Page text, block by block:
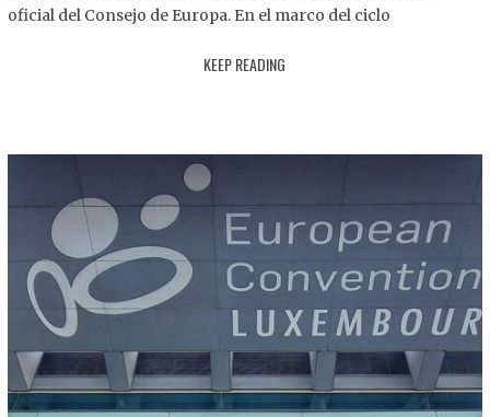
2
oficial del Consejo de Europa. En el marco del ciclo
KEEP READING